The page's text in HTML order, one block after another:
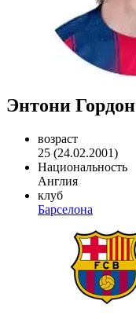
Энтони Гордон
возраст
25 (24.02.2001)
Национальность
Англия
клуб
Барселона